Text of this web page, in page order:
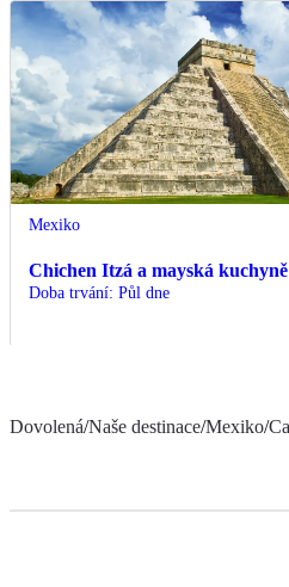
Mexiko
Chichen Itzá a mayská kuchyně
Doba trvání: Půl dne
Dovolená/Naše destinace/Mexiko/